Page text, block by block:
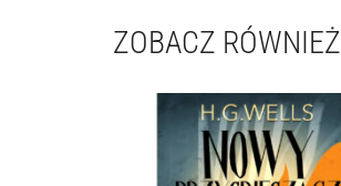
ZOBACZ RÓWNIEŻ